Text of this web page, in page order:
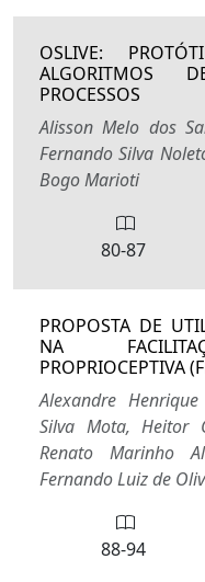
OSLIVE:
ALGORITMOS
PROCESSOS
Alisson Melo dos
Fernando Silva
Bogo Marioti
80-87
PROPOSTA DE
NA
PROPRIOCEPTIVA
Alexandre
Silva Mota, Heitor
Renato Marinho
Fernando Luiz de
88-94